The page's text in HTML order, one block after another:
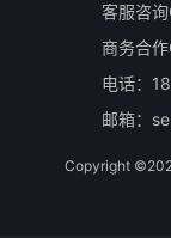
客服咨
商务合
电话：
邮箱：
Copyright